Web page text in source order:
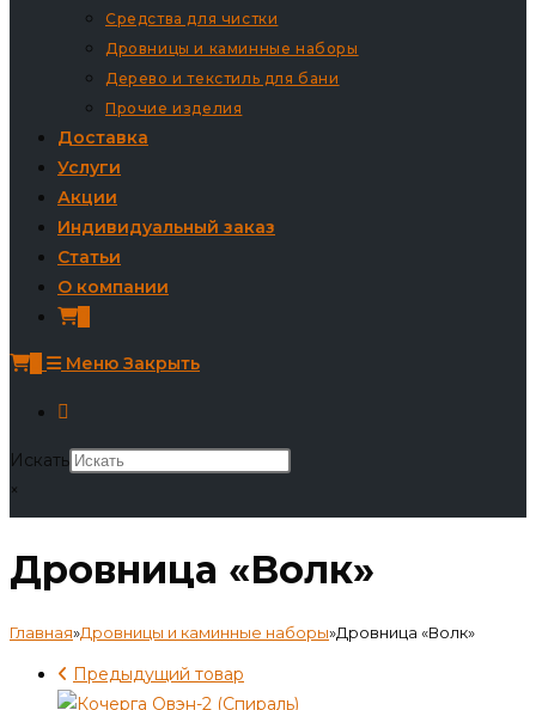
Средства для чистки
Дровницы и каминные наборы
Дерево и текстиль для бани
Прочие изделия
Доставка
Услуги
Акции
Индивидуальный заказ
Статьи
О компании
Меню Закрыть
Искать
×
Дровница «Волк»
Главная»Дровницы и каминные наборы»Дровница «Волк»
Предыдущий товар